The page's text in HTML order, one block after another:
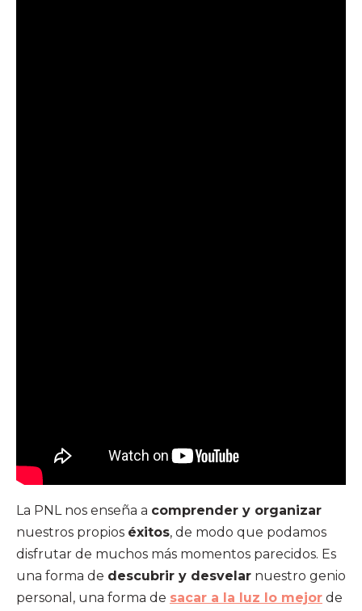
La PNL nos enseña a comprender y organizar
nuestros propios éxitos, de modo que podamos
disfrutar de muchos más momentos parecidos. Es
una forma de descubrir y desvelar nuestro genio
personal, una forma de sacar a la luz lo mejor de